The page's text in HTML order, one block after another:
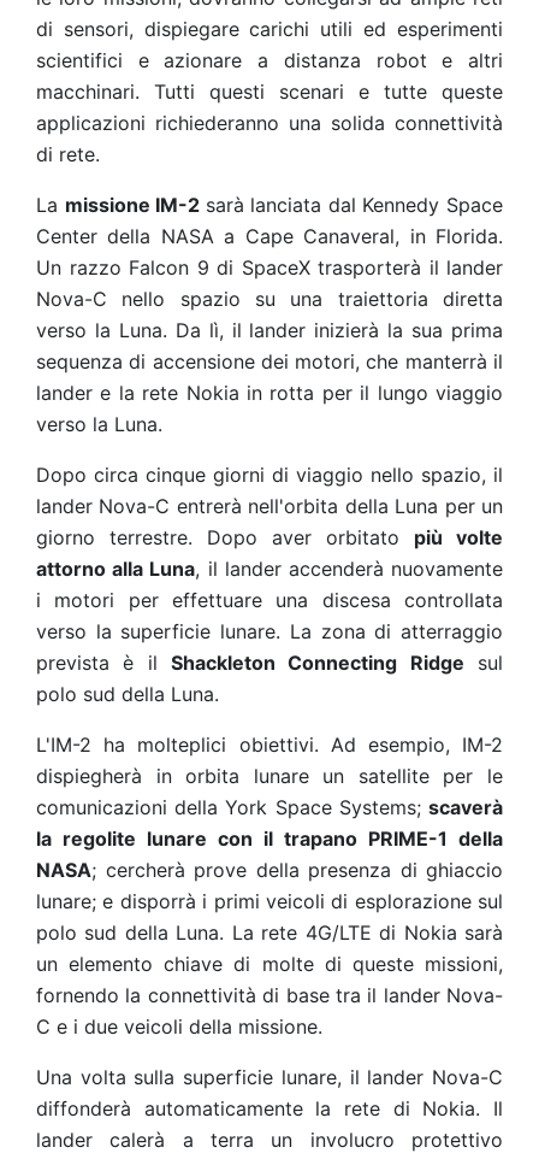
di sensori, dispiegare carichi utili ed esperimenti
scientifici e azionare a distanza robot e altri
macchinari. Tutti questi scenari e tutte queste
applicazioni richiederanno una solida connettività
di rete.
La missione IM-2 sarà lanciata dal Kennedy Space
Center della NASA a Cape Canaveral, in Florida.
Un razzo Falcon 9 di SpaceX trasporterà il lander
Nova-C nello spazio su una traiettoria diretta
verso la Luna. Da lì, il lander inizierà la sua prima
sequenza di accensione dei motori, che manterrà il
lander e la rete Nokia in rotta per il lungo viaggio
verso la Luna.
Dopo circa cinque giorni di viaggio nello spazio, il
lander Nova-C entrerà nell'orbita della Luna per un
giorno terrestre. Dopo aver orbitato più volte
attorno alla Luna, il lander accenderà nuovamente
i motori per effettuare una discesa controllata
verso la superficie lunare. La zona di atterraggio
prevista è il Shackleton Connecting Ridge sul
polo sud della Luna.
L'IM-2 ha molteplici obiettivi. Ad esempio, IM-2
dispiegherà in orbita lunare un satellite per le
comunicazioni della York Space Systems;scaverà
la regolite lunare con il trapano PRIME-1 della
NASA; cercherà prove della presenza di ghiaccio
lunare; e disporrà i primi veicoli di esplorazione sul
polo sud della Luna. La rete 4G/LTE di Nokia sarà
un elemento chiave di molte di queste missioni,
fornendo la connettività di base tra il lander Nova-
C e i due veicoli della missione.
Una volta sulla superficie lunare, il lander Nova-C
diffonderà automaticamente la rete di Nokia. Il
lander calerà a terra un involucro protettivo